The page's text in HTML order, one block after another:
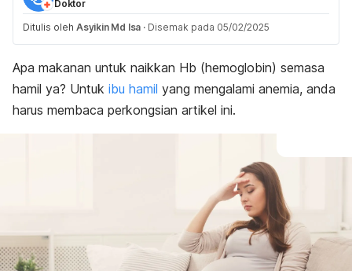
Doktor
Ditulis oleh Asyikin Md Isa · Disemak pada 05/02/2025
Apa makanan untuk naikkan Hb (hemoglobin) semasa
hamil ya? Untuk ibu hamil yang mengalami anemia, anda
harus membaca perkongsian artikel ini.